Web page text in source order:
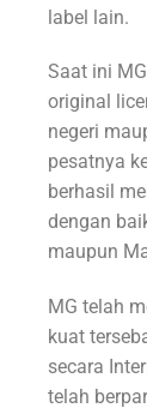
label lain.
Saat ini
original
negeri
pesatnya
berhasil
dengan
maupun
MG telah
kuat
secara
telah